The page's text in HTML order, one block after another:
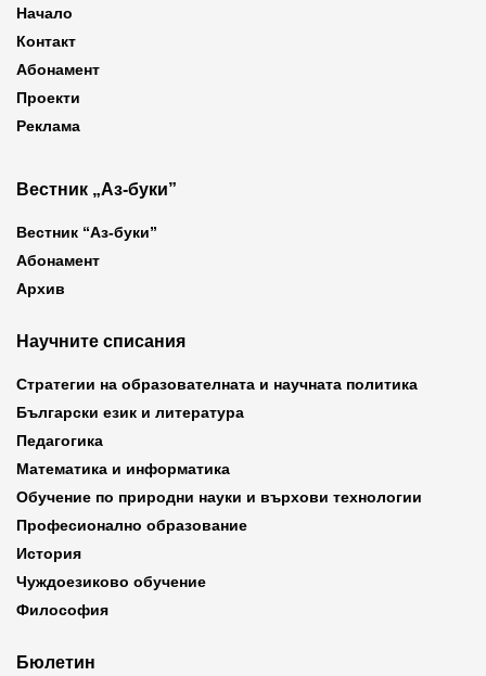
Начало
Контакт
Абонамент
Проекти
Реклама
Вестник „Аз-буки”
Вестник “Аз-буки”
Абонамент
Архив
Научните списания
Стратегии на образователната и научната политика
Български език и литература
Педагогика
Математика и информатика
Обучение по природни науки и върхови технологии
Професионално образование
История
Чуждоезиково обучение
Философия
Бюлетин